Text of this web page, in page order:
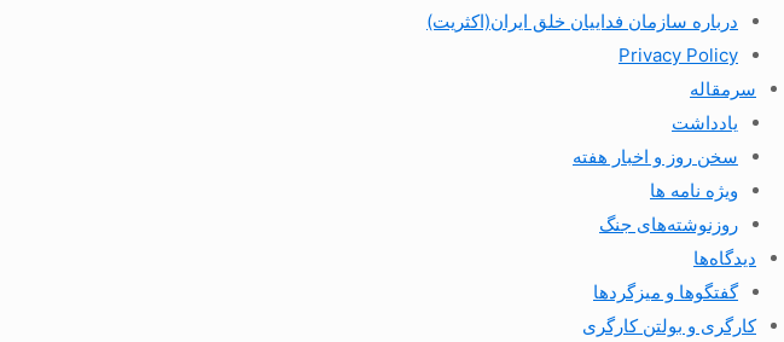
درباره سازمان فداییان خلق ایران(اکثریت)
Privacy Policy
سرمقاله
یادداشت
سخن روز و اخبار هفته
ویژه نامه ها
روزنوشته‌های جنگ
دیدگاه‌ها
گفتگوها و میزگردها
کارگری و بولتن کارگری